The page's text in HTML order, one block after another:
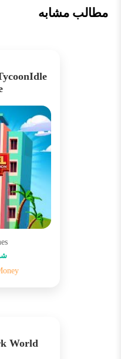
مطالب مشابه
World